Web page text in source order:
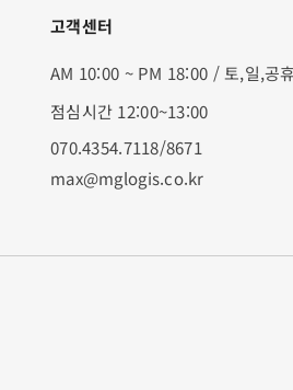
고객센터
AM 10:00 ~ PM 18:00 / 토,일,공
점심시간 12:00~13:00
070.4354.7118/8671
max@mglogis.co.kr